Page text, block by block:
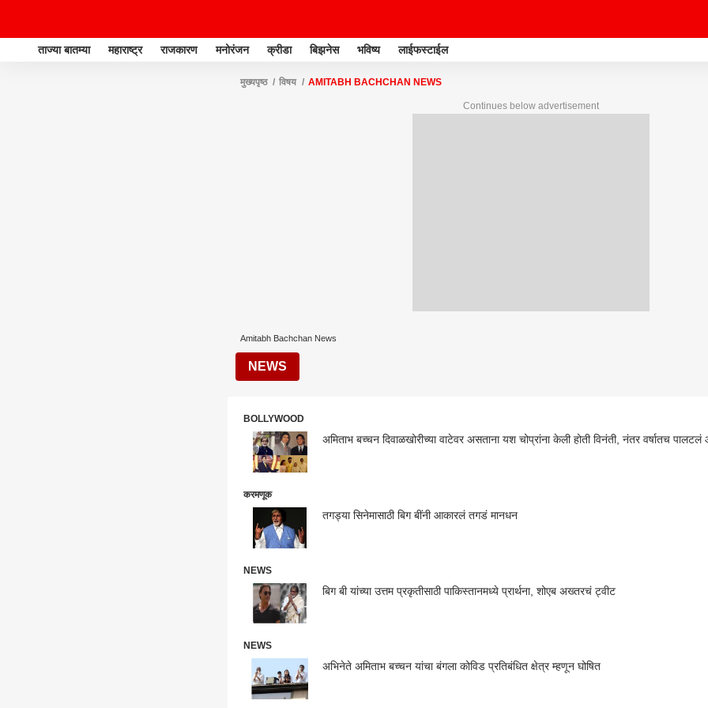
ताज्या बातम्या महाराष्ट्र राजकारण मनोरंजन क्रीडा बिझनेस भविष्य लाईफस्टाईल
मुख्यपृष्ठ विषय AMITABH BACHCHAN NEWS
Continues below advertisement
Amitabh Bachchan News
NEWS
BOLLYWOOD
अमिताभ बच्चन दिवाळखोरीच्या वाटेवर असताना यश चोप्रांना केली होती विनंती, नंतर वर्षातच
करमणूक
तगड्या सिनेमासाठी बिग बींनी आकारलं तगडं मानधन
NEWS
बिग बी यांच्या उत्तम प्रकृतीसाठी पाकिस्तानमध्ये प्रार्थना, शोएब अख्तरचं ट्वीट
NEWS
अभिनेते अमिताभ बच्चन यांचा बंगला कोविड प्रतिबंधित क्षेत्र म्हणून घोषित